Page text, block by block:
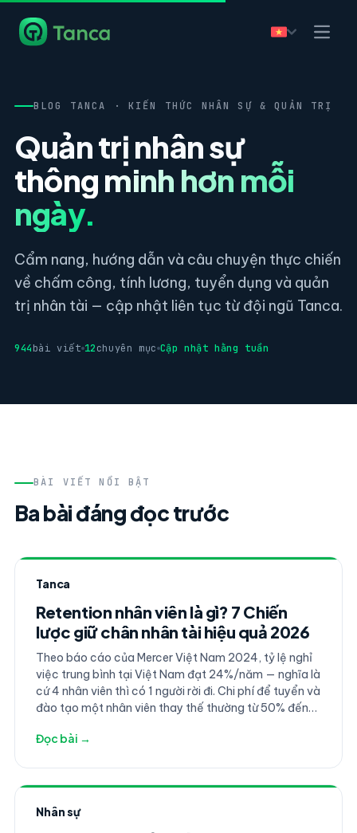
BLOG TANCA · KIẾN THỨC NHÂN SỰ & QUẢN TRỊ
Quản trị nhân sự
thông minh hơn mỗi
ngày.
Cẩm nang, hướng dẫn và câu chuyện thực chiến
về chấm công, tính lương, tuyển dụng và quản
trị nhân tài — cập nhật liên tục từ đội ngũ Tanca.
944bài viết 12chuyên mục Cập nhật hằng tuần
BÀI VIẾT NỔI BẬT
Ba bài đáng đọc trước
Tanca
Retention nhân viên là gì? 7 Chiến
lược giữ chân nhân tài hiệu quả 2026
Theo báo cáo của Mercer Việt Nam 2024, tỷ lệ nghỉ
việc trung bình tại Việt Nam đạt 24%/năm — nghĩa là
cứ 4 nhân viên thì có 1 người rời đi. Chi phí để tuyển và
đào tạo một nhân viên thay thế thường từ 50% đến
chân nhân viên) không còn là "phúc lợi" mà là chiến
lược thực tế hiệu quả nhất.
Đọc bài →
Nhân sự